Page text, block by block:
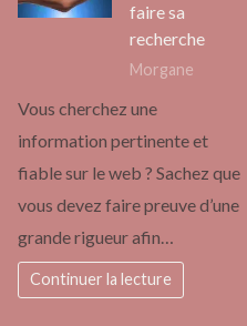
faire sa
recherche
Morgane
Vous cherchez une
information pertinente et
fiable sur le web ? Sachez que
vous devez faire preuve d’une
grande rigueur afin…
Continuer la lecture